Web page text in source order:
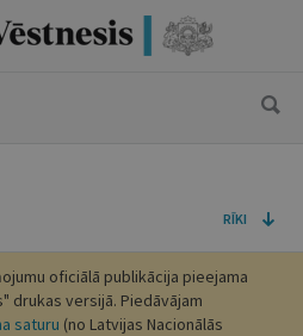
RĪKI
oficiālā publikācija pieejama
drukas versijā. Piedāvājam
saturu (no Latvijas Nacionālās